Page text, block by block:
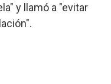
y llamó a "evitar